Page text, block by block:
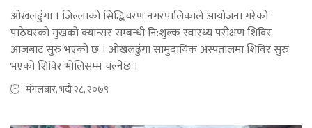
ओखलढुंगा । जिल्लाको सिद्धिचरण नगरपालिकाले आयोजना गरेको
पाठेघरको मुखको क्यान्सर सम्बन्धी नि:शुल्क स्वास्थ्य परीक्षण शिविर
आजबाट सुरु भएको छ । ओखलढुंगा सामुदायिक अस्पतालमा शिविर सुरु
भएको शिविर भोलिसम्म चल्नेछ ।
मंगलबार, भदौ २८, २०७९